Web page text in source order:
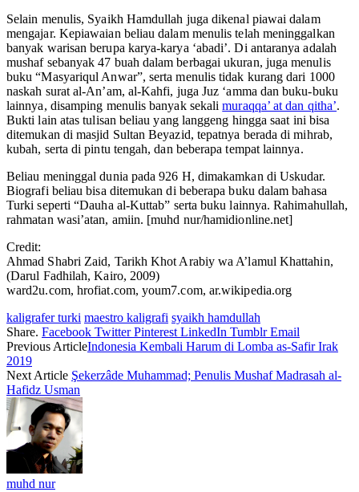
Selain menulis, Syaikh Hamdullah juga dikenal piawai dalam
mengajar. Kepiawaian beliau dalam menulis telah meninggalkan
banyak warisan berupa karya-karya ‘abadi’. Di antaranya adalah
mushaf sebanyak 47 buah dalam berbagai ukuran, juga menulis
buku “Masyariqul Anwar”, serta menulis tidak kurang dari 1000
naskah surat al-An’am, al-Kahfi, juga Juz ‘amma dan buku-buku
lainnya, disamping menulis banyak sekalimuraqqa’ at dan qitha’.
Bukti lain atas tulisan beliau yang langgeng hingga saat ini bisa
ditemukan di masjid Sultan Beyazid, tepatnya berada di mihrab,
kubah, serta di pintu tengah, dan beberapa tempat lainnya.
Beliau meninggal dunia pada 926 H, dimakamkan di Uskudar.
Biografi beliau bisa ditemukan di beberapa buku dalam bahasa
Turki seperti “Dauha al-Kuttab” serta buku lainnya. Rahimahullah,
rahmatan wasi’atan, amiin. [muhd nur/hamidionline.net]
Credit:
Ahmad Shabri Zaid, Tarikh Khot Arabiy wa A’lamul Khattahin,
(Darul Fadhilah, Kairo, 2009)
ward2u.com, hrofiat.com, youm7.com, ar.wikipedia.org
kaligrafer turki maestro kaligrafi syaikh hamdullah
Share. Facebook Twitter Pinterest LinkedIn Tumblr Email
Previous ArticleIndonesia Kembali Harum di Lomba as-Safir Irak
2019
Next Article Şekerzâde Muhammad; Penulis Mushaf Madrasah al-
Hafidz Usman
muhd nur